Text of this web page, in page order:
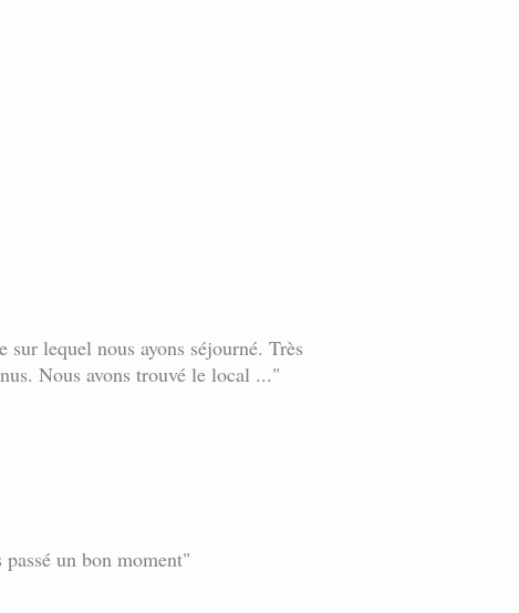
lequel nous ayons séjourné. Très
Nous avons trouvé le local ..."
un bon moment"